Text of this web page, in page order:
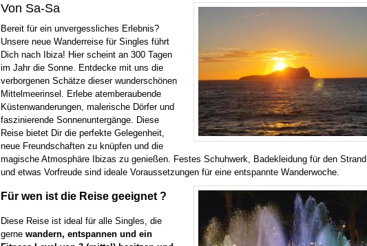
Von Sa-Sa
Bereit für ein unvergessliches Erlebnis?
Unsere neue Wanderreise für Singles führt
Dich nach Ibiza! Hier scheint an 300 Tagen
im Jahr die Sonne. Entdecke mit uns die
verborgenen Schätze dieser wunderschönen
Mittelmeerinsel. Erlebe atemberaubende
Küstenwanderungen, malerische Dörfer und
faszinierende Sonnenuntergänge. Diese
Reise bietet Dir die perfekte Gelegenheit,
neue Freundschaften zu knüpfen und die
magische Atmosphäre Ibizas zu genießen. Festes Schuhwerk, Badekleidung für den Strand
und etwas Vorfreude sind ideale Voraussetzungen für eine entspannte Wanderwoche.
Für wen ist die Reise geeignet ?
Diese Reise ist ideal für alle Singles, die
gerne wandern, entspannen und ein